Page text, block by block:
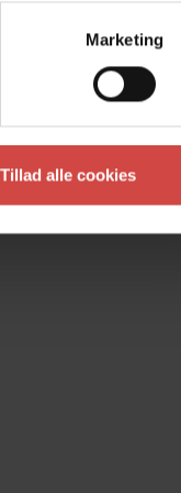
Marketing
Tillad alle cookies